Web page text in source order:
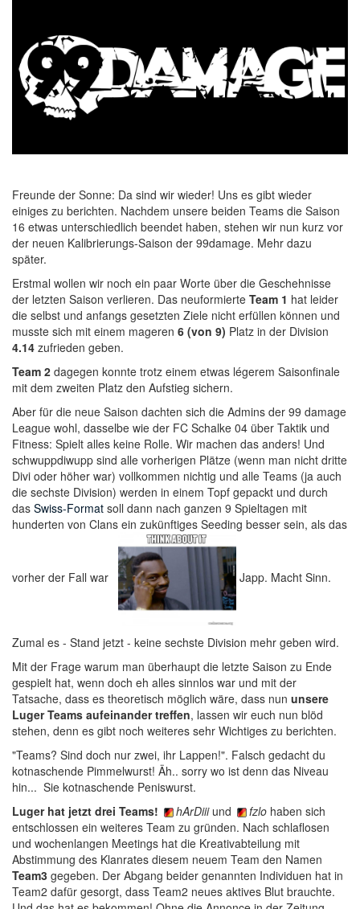
Freunde der Sonne: Da sind wir wieder! Uns es gibt wieder
einiges zu berichten. Nachdem unsere beiden Teams die Saison
16 etwas unterschiedlich beendet haben, stehen wir nun kurz vor
der neuen Kalibrierungs-Saison der 99damage. Mehr dazu
später.
Erstmal wollen wir noch ein paar Worte über die Geschehnisse
der letzten Saison verlieren. Das neuformierte Team 1 hat leider
die selbst und anfangs gesetzten Ziele nicht erfüllen können und
musste sich mit einem mageren 6 (von 9) Platz in der Division
4.14 zufrieden geben.
Team 2 dagegen konnte trotz einem etwas légerem Saisonfinale
mit dem zweiten Platz den Aufstieg sichern.
Aber für die neue Saison dachten sich die Admins der 99 damage
League wohl, dasselbe wie der FC Schalke 04 über Taktik und
Fitness: Spielt alles keine Rolle. Wir machen das anders! Und
schwuppdiwupp sind alle vorherigen Plätze (wenn man nicht dritte
Divi oder höher war) vollkommen nichtig und alle Teams (ja auch
die sechste Division) werden in einem Topf gepackt und durch
das Swiss-Format soll dann nach ganzen 9 Spieltagen mit
hunderten von Clans ein zukünftiges Seeding besser sein, als das
vorher der Fall war Japp. Macht Sinn.
Zumal es - Stand jetzt - keine sechste Division mehr geben wird.
Mit der Frage warum man überhaupt die letzte Saison zu Ende
gespielt hat, wenn doch eh alles sinnlos war und mit der
Tatsache, dass es theoretisch möglich wäre, dass nun unsere
Luger Teams aufeinander treffen, lassen wir euch nun blöd
stehen, denn es gibt noch weiteres sehr Wichtiges zu berichten.
"Teams? Sind doch nur zwei, ihr Lappen!". Falsch gedacht du
kotnaschende Pimmelwurst! Äh.. sorry wo ist denn das Niveau
hin... Sie kotnaschende Peniswurst.
Luger hat jetzt drei Teams!
hArDiiiund fzlo haben sich
entschlossen ein weiteres Team zu gründen. Nach schlaflosen
und wochenlangen Meetings hat die Kreativabteilung mit
Abstimmung des Klanrates diesem neuem Team den Namen
Team3 gegeben. Der Abgang beider genannten Individuen hat in
Team2 dafür gesorgt, dass Team2 neues aktives Blut brauchte.